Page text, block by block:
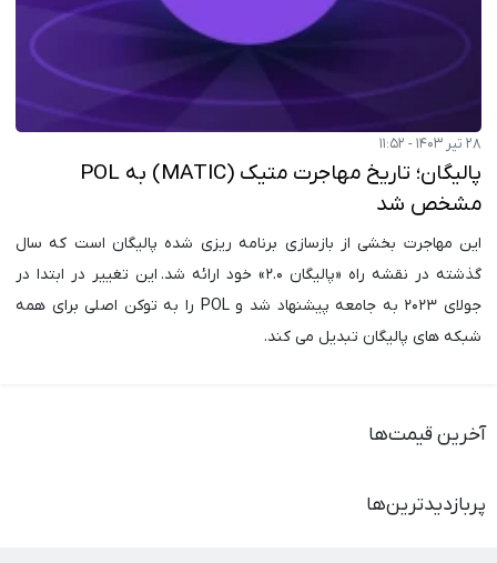
۲۸ تیر ۱۴۰۳ - ۱۱:۵۲
پالیگان؛ تاریخ مهاجرت متیک (MATIC) به POL
مشخص شد
این مهاجرت بخشی از بازسازی برنامه ریزی شده پالیگان است که سال
گذشته در نقشه راه «پالیگان ۲.۰» خود ارائه شد. این تغییر در ابتدا در
جولای ۲۰۲۳ به جامعه پیشنهاد شد و POL را به توکن اصلی برای همه
شبکه های پالیگان تبدیل می کند.
آخرین قیمت‌ها
پربازدیدترین‌ها